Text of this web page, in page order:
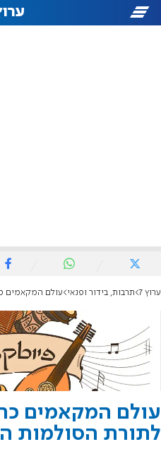
ערוץ 7 תרבות, בידור ופנאי עולם המקאמים כראי
עולם המקאמים
לתורת הסולמות